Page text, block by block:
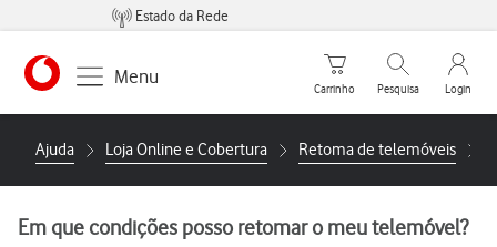
Estado da Rede
https://www.vodafone.pt
Menu
Carrinho de compras
Carrinho
Pesquisar
Pesquisa
My
Login
Ajuda Loja Online e Cobertura Retoma de telemóveis
Em que condições posso retomar o meu telemóvel?